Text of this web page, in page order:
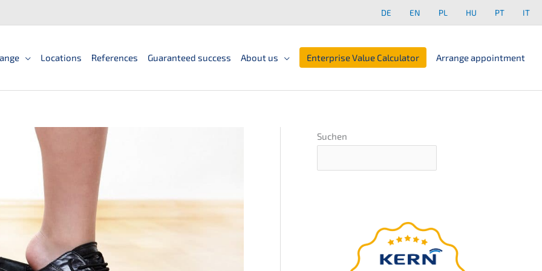
DE EN PL HU PT IT
Locations References Guaranteed success About us Enterprise Value Calculator Arrange appointment
Suchen
ultima­te guide
for your compa­ny
succession